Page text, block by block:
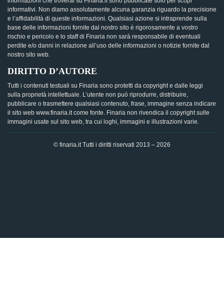
informativi. Non diamo assolutamente alcuna garanzia riguardo la precisione
e l’affidabilità di queste informazioni. Qualsiasi azione si intraprende sulla
base delle informazioni fornite dal nostro sito è rigorosamente a vostro
rischio e pericolo e lo staff di Finaria non sarà responsabile di eventuali
perdite e/o danni in relazione all’uso delle informazioni o notizie fornite dal
nostro sito web.
DIRITTO D’AUTORE
Tutti i contenuti testuali su Finaria sono protetti da copyright e dalle leggi
sulla proprietà intellettuale. L’utente non può riprodurre, distribuire,
pubblicare o trasmettere qualsiasi contenuto, frase, immagine senza indicare
il sito web www.finaria.it come fonte. Finaria non rivendica il copyright sulle
immagini usate sul sito web, tra cui loghi, immagini e illustrazioni varie.
© finaria.it Tutti i diritti riservati 2013 – 2026